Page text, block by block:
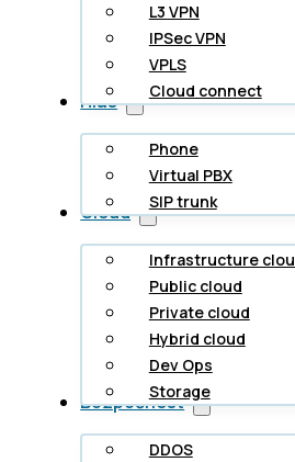
L3 VPN
IPSec VPN
VPLS
Cloud connect
Hlas
Phone
Virtual PBX
SIP trunk
Cloud
Infrastructure
Public cloud
Private cloud
Hybrid cloud
Dev Ops
Storage
Bezpečnost
DDOS